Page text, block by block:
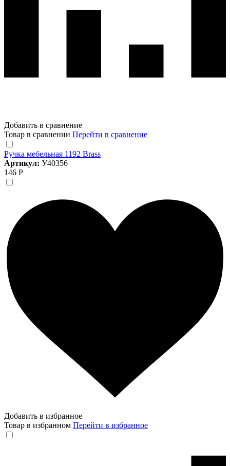
Добавить в сравнение
Товар в сравнении Перейти в сравнение
Ручка мебельная 1192 Brass
Артикул: У40356
146 Р
Добавить в избранное
Товар в избранном Перейти в избранное